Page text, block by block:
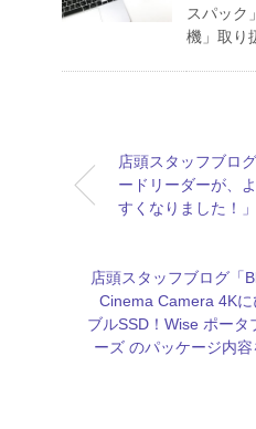
スパック
機」取り
店頭スタッフブロ
ードリーダーが、
すくなりました！
店頭スタッフブログ「
Cinema Camera 4Kに
ブルSSD！Wise ポータ
ーズ のパッケージ内